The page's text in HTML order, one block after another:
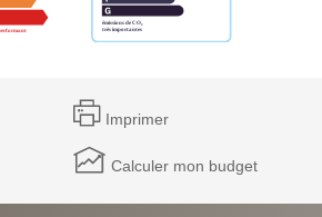
Imprimer
Calculer mon budget